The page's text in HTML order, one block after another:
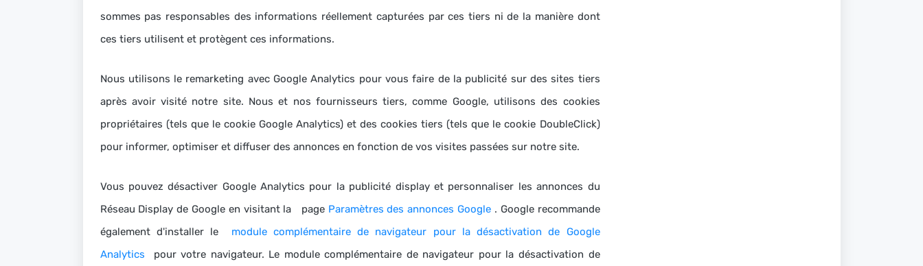
sommes pas responsables des informations réellement capturées par ces tiers ni de la manière dont
ces tiers utilisent et protègent ces informations.
Nous utilisons le remarketing avec Google Analytics pour vous faire de la publicité sur des sites tiers
après avoir visité notre site. Nous et nos fournisseurs tiers, comme Google, utilisons des cookies
propriétaires (tels que le cookie Google Analytics) et des cookies tiers (tels que le cookie DoubleClick)
pour informer, optimiser et diffuser des annonces en fonction de vos visites passées sur notre site.
Vous pouvez désactiver Google Analytics pour la publicité display et personnaliser les annonces du
Réseau Display de Google en visitant la
page Paramètres des annonces Google . Google recommande
également d'installer le module complémentaire de navigateur pour la désactivation de Google
Analytics pour votre navigateur. Le module complémentaire de navigateur pour la désactivation de